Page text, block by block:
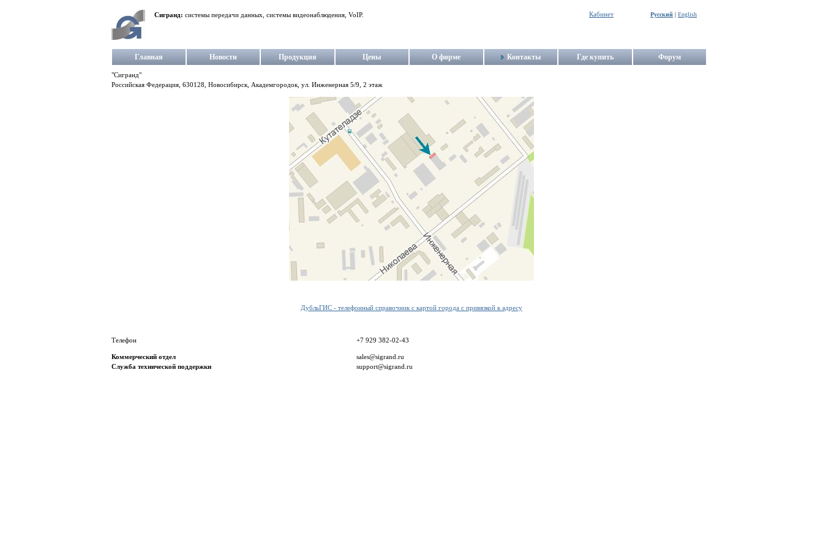
Сигранд: системы передачи данных, системы видеонаблюдения, VoIP. Кабинет Русский | English
Главная Новости Продукция Цены О фирме Контакты Где купить Форум
"Сигранд"
Российская Федерация, 630128, Новосибирск, Академгородок, ул. Инженерная 5/9, 2 этаж
ДубльГИС - телефонный справочник с картой города с привязкой к адресу
Телефон +7 929 382-02-43
Коммерческий отдел
sales@sigrand.ru
Служба технической поддержки
support@sigrand.ru